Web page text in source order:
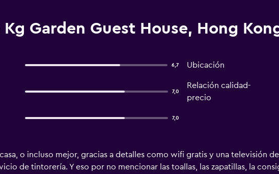
Garden Guest House, Hong
6,7 Ubicación
7,0
Relación calidad-
precio
7,0
o incluso mejor, gracias a detalles como wifi gratis y una televisión
de tintorería. Y eso por no mencionar las toallas, las zapatillas, la